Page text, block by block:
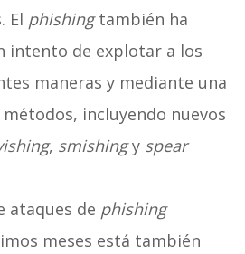
El phishingtambién ha
intento de explotar a los
maneras y mediante una
incluyendo nuevos
, smishingy spear
ataques de phishing
meses está también